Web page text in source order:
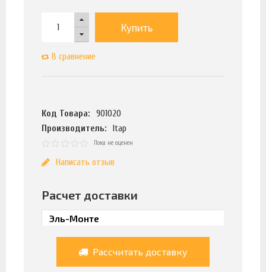
Купить
В сравнение
Код Товара:
901020
Производитель:
Itap
Пока не оценен
Написать отзыв
Расчет доставки
Рассчитать доставку